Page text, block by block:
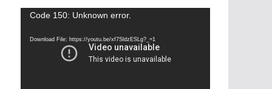
Code 150: Unknown error.
Download File: https://youtu.be/xf7SldzESLg?_=1